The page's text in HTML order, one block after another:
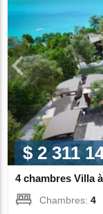
$ 2 311
4 chambres Villa
Chambres:4